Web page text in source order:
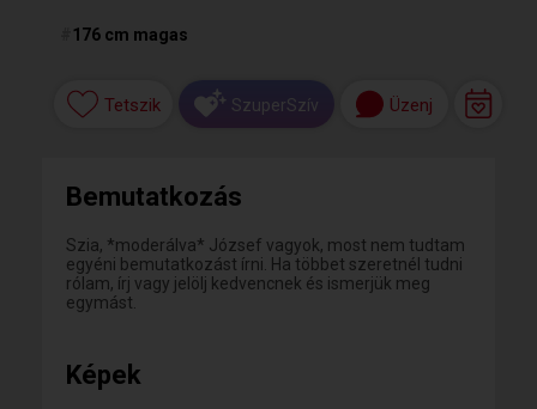
176 cm magas
Tetszik SzuperSzív Üzenj
Bemutatkozás
Szia, *moderálva* József vagyok, most nem tudtam
egyéni bemutatkozást írni. Ha többet szeretnél tudni
rólam, írj vagy jelölj kedvencnek és ismerjük meg
egymást.
Képek